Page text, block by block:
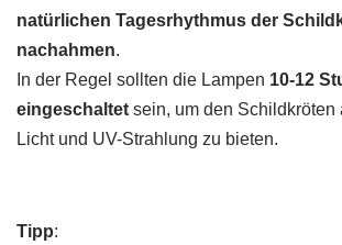
natürlichen Tagesrhythmus der
nachahmen.
In der Regel sollten die Lampen 10-12
eingeschaltet sein, um den Schildkröten
Licht und UV-Strahlung zu bieten.
Tipp: